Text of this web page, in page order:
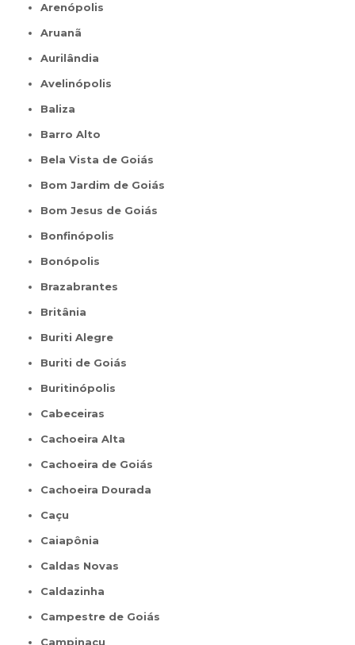
Arenópolis
Aruanã
Aurilândia
Avelinópolis
Baliza
Barro Alto
Bela Vista de Goiás
Bom Jardim de Goiás
Bom Jesus de Goiás
Bonfinópolis
Bonópolis
Brazabrantes
Britânia
Buriti Alegre
Buriti de Goiás
Buritinópolis
Cabeceiras
Cachoeira Alta
Cachoeira de Goiás
Cachoeira Dourada
Caçu
Caiapônia
Caldas Novas
Caldazinha
Campestre de Goiás
Campinaçu